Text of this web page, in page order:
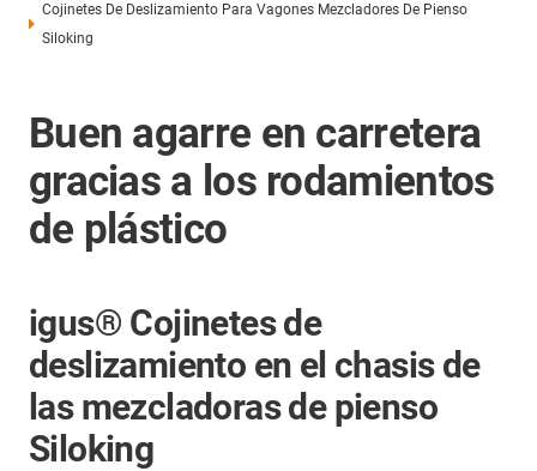
Cojinetes De Deslizamiento Para Vagones Mezcladores De Pienso
Siloking
Buen agarre en carretera
gracias a los rodamientos
de plástico
igus® Cojinetes de
deslizamiento en el chasis de
las mezcladoras de pienso
Siloking